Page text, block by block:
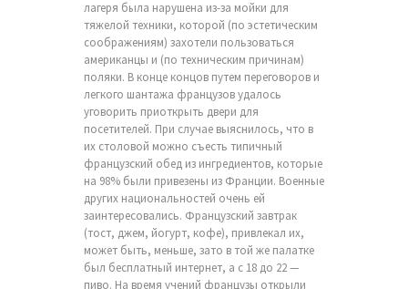
лагеря была нарушена из-за мойки для
тяжелой техники, которой (по эстетическим
соображениям) захотели пользоваться
американцы и (по техническим причинам)
поляки. В конце концов путем переговоров и
легкого шантажа французов удалось
уговорить приоткрыть двери для
посетителей. При случае выяснилось, что в
их столовой можно съесть типичный
французский обед из ингредиентов, которые
на 98% были привезены из Франции. Военные
других национальностей очень ей
заинтересовались. Французский завтрак
(тост, джем, йогурт, кофе), привлекал их,
может быть, меньше, зато в той же палатке
был бесплатный интернет, а с 18 до 22 —
пиво. На время учений французы открыли